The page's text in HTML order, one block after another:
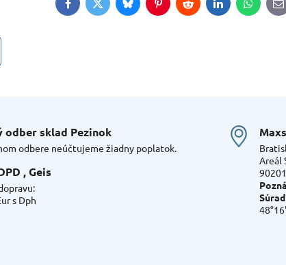
FacebookTwitterBlueskyPinterestRedditLinkedIn
E-
odber sklad Pezinok
odbere neúčtujeme žiadny poplatok.
, Geis
s Dph
Areál